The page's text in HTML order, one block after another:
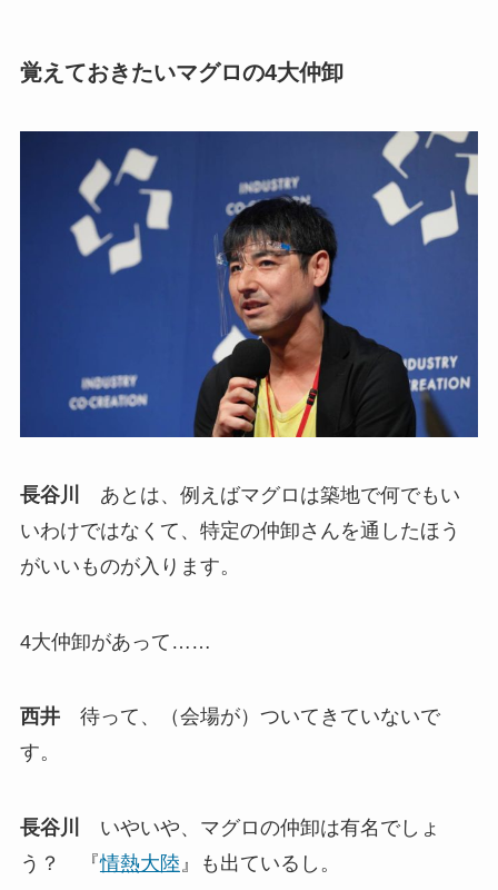
覚えておきたいマグロの4大仲卸
長谷川
あとは、例えばマグロは築地で何でもい
いわけではなくて、特定の仲卸さんを通したほう
がいいものが入ります。
4大仲卸があって……
西井待って、（会場が）ついてきていないで
す。
長谷川
いやいや、マグロの仲卸は有名でしょ
う？ 『情熱大陸』も出ているし。